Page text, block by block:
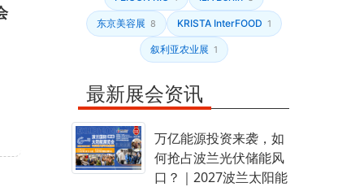
东京美容展 8 KRISTA InterFOOD 1
叙利亚农业展 1
最新展会资讯
万亿能源投资来袭，如
何抢占波兰光伏储能风
口？｜2027波兰太阳能